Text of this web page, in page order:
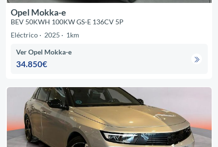
Opel Mokka-e
BEV 50KWH 100KW GS-E 136CV 5P
Eléctrico
2025 1km
Ver Opel Mokka-e
34.850€